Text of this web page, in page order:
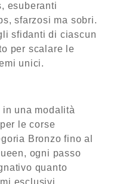
esuberanti
sfarzosi ma sobri.
sfidanti di ciascun
per scalare le
unici.
una modalità
le corse
Bronzo fino al
ogni passo
quanto
esclusivi